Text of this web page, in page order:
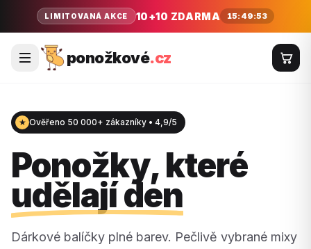
LIMITOVANÁ AKCE 10+10 ZDARMA 15:49:52
ponožkové.cz
★ Ověřeno 50 000+ zákazníky • 4,9/5
Ponožky, které
udělají den
Dárkové balíčky plné barev. Pečlivě vybrané mixy